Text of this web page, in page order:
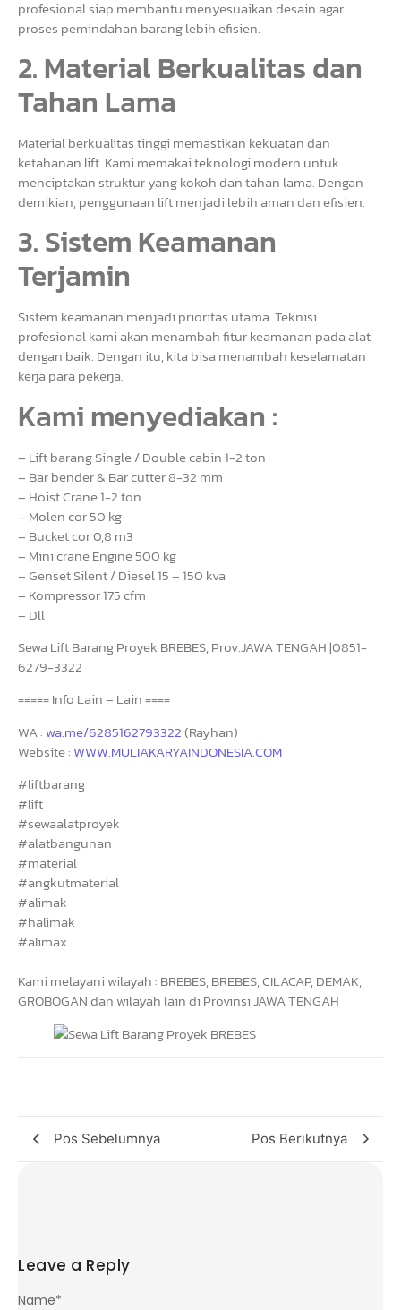
profesional siap membantu menyesuaikan desain agar
proses pemindahan barang lebih efisien.
2. Material Berkualitas dan
Tahan Lama
Material berkualitas tinggi memastikan kekuatan dan
ketahanan lift. Kami memakai teknologi modern untuk
menciptakan struktur yang kokoh dan tahan lama. Dengan
demikian, penggunaan lift menjadi lebih aman dan efisien.
3. Sistem Keamanan
Terjamin
Sistem keamanan menjadi prioritas utama. Teknisi
profesional kami akan menambah fitur keamanan pada alat
dengan baik. Dengan itu, kita bisa menambah keselamatan
kerja para pekerja.
Kami menyediakan :
– Lift barang Single / Double cabin 1-2 ton
– Bar bender & Bar cutter 8-32 mm
– Hoist Crane 1-2 ton
– Molen cor 50 kg
– Bucket cor 0,8 m3
– Mini crane Engine 500 kg
– Genset Silent / Diesel 15 – 150 kva
– Kompressor 175 cfm
– Dll
Sewa Lift Barang Proyek BREBES, Prov.JAWA TENGAH |0851-
6279-3322
===== Info Lain – Lain ====
WA : wa.me/6285162793322(Rayhan)
Website : WWW.MULIAKARYAINDONESIA.COM
#liftbarang
#lift
#sewaalatproyek
#alatbangunan
#material
#angkutmaterial
#alimak
#halimak
#alimax
Kami melayani wilayah : BREBES, BREBES, CILACAP, DEMAK,
GROBOGAN dan wilayah lain di Provinsi JAWA TENGAH
Pos Sebelumnya Pos Berikutnya
Leave a Reply
Name*